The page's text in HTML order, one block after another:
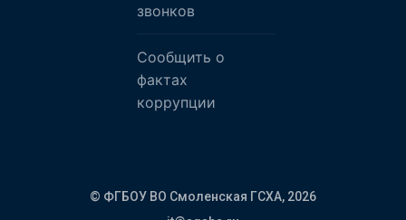
звонков
Сообщить о
фактах
коррупции
© ФГБОУ ВО Смоленская ГСХА, 2026